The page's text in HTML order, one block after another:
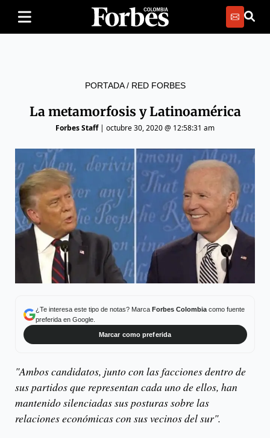
PORTADA/ RED FORBES
La metamorfosis y Latinoamérica
Forbes Staff| octubre 30, 2020 @ 12:58:31 am
¿Te interesa este tipo de notas? Marca Forbes Colombiacomo fuente
preferida en Google.
Marcar como preferida
"Ambos candidatos, junto con las facciones dentro de
sus partidos que representan cada uno de ellos, han
mantenido silenciadas sus posturas sobre las
relaciones económicas con sus vecinos del sur".